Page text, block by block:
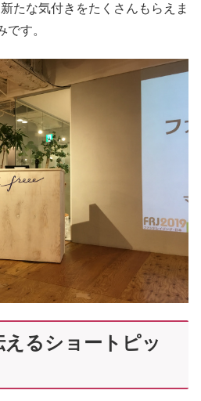
たな気付きをたくさんもらえま
す。
るショートピッ